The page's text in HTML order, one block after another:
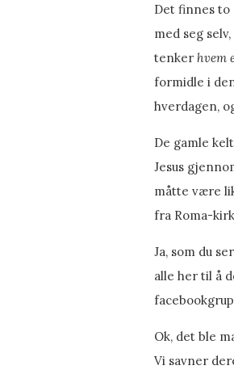
Det finnes
med seg
tenker hvem
formidle i
hverdagen,
De gamle
Jesus
måtte være
fra Roma-
Ja, som du
alle her til å
Ok, det ble
Vi savner